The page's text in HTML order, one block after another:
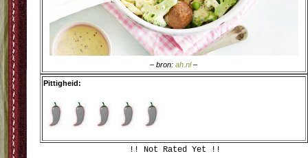
– bron:ah.nl–
Pittigheid:
!! Not Rated Yet !!